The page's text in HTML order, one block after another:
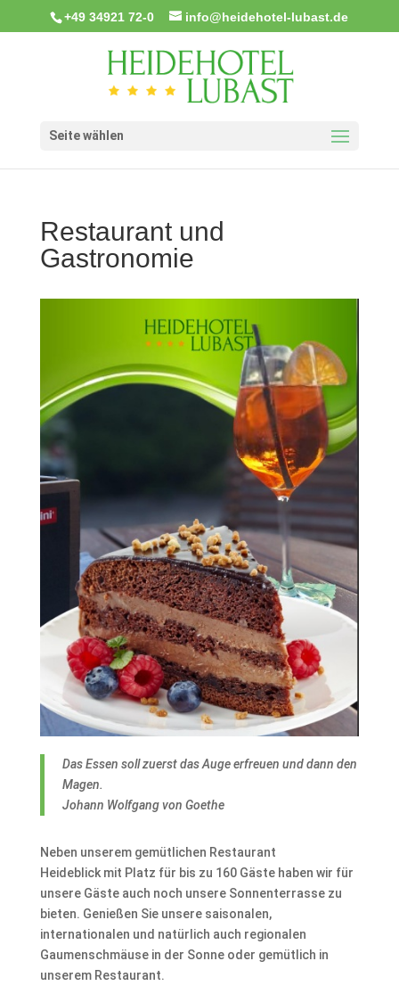
+49 34921 72-0 info@heidehotel-lubast.de
Seite wählen
Restaurant und
Gastronomie
Das Essen soll zuerst das Auge erfreuen und dann den
Magen.
Johann Wolfgang von Goethe
Neben unserem gemütlichen Restaurant
Heideblick mit Platz für bis zu 160 Gäste haben wir für
unsere Gäste auch noch unsere Sonnenterrasse zu
bieten. Genießen Sie unsere saisonalen,
internationalen und natürlich auch regionalen
Gaumenschmäuse in der Sonne oder gemütlich in
unserem Restaurant.